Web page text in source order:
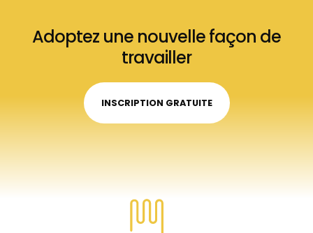
Adoptez une nouvelle façon de
travailler
INSCRIPTION GRATUITE